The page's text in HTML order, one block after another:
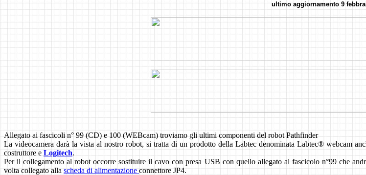
ultimo aggiornamento 9
Allegato ai fascicoli n° 99 (CD) e 100 (WEBcam) troviamo gli ultimi componenti del robot Pathfinder
La videocamera darà la vista al nostro robot, si tratta di un prodotto della Labtec denominata Labtec® webcam
costruttore e Logitech.
Per il collegamento al robot occorre sostituire il cavo con presa USB con quello allegato al fascicolo n°99 che
volta collegato alla scheda di alimentazione connettore JP4.